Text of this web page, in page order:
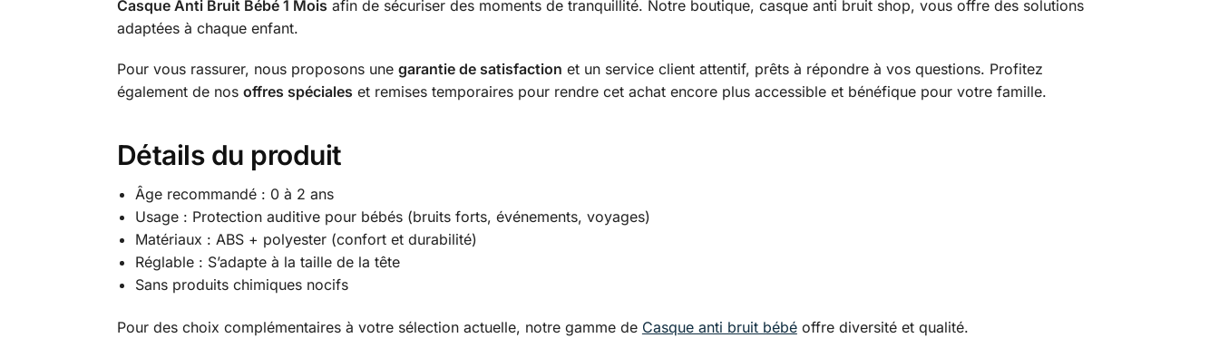
Casque Anti Bruit Bébé 1 Mois afin de sécuriser des moments de tranquillité. Notre boutique, casque anti bruit shop, vous offre des solutions
adaptées à chaque enfant.
Pour vous rassurer, nous proposons une garantie de satisfaction et un service client attentif, prêts à répondre à vos questions. Profitez
également de nos offres spéciales et remises temporaires pour rendre cet achat encore plus accessible et bénéfique pour votre famille.
Détails du produit
Âge recommandé : 0 à 2 ans
Usage : Protection auditive pour bébés (bruits forts, événements, voyages)
Matériaux : ABS + polyester (confort et durabilité)
Réglable : S’adapte à la taille de la tête
Sans produits chimiques nocifs
Pour des choix complémentaires à votre sélection actuelle, notre gamme de Casque anti bruit bébéoffre diversité et qualité.